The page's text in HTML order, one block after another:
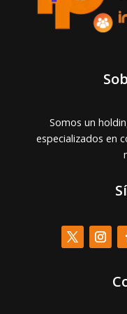
Somos un
especializados en